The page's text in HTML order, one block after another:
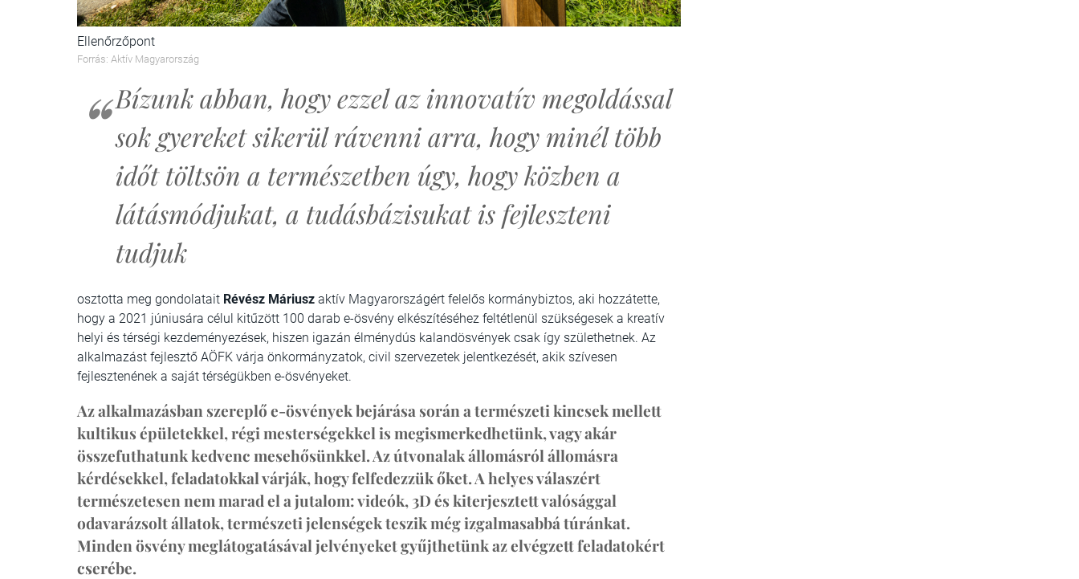
Ellenőrzőpont
Forrás: Aktív Magyarország
Bízunk abban, hogy ezzel az innovatív megoldással
sok gyereket sikerül rávenni arra, hogy minél több
időt töltsön a természetben úgy, hogy közben a
látásmódjukat, a tudásbázisukat is fejleszteni
tudjuk
osztotta meg gondolatait Révész Máriusz aktív Magyarországért felelős kormánybiztos, aki hozzátette,
hogy a 2021 júniusára célul kitűzött 100 darab e-ösvény elkészítéséhez feltétlenül szükségesek a kreatív
helyi és térségi kezdeményezések, hiszen igazán élménydús kalandösvények csak így születhetnek. Az
alkalmazást fejlesztő AÖFK várja önkormányzatok, civil szervezetek jelentkezését, akik szívesen
fejlesztenének a saját térségükben e-ösvényeket.
Az alkalmazásban szereplő e-ösvények bejárása során a természeti kincsek mellett
kultikus épületekkel, régi mesterségekkel is megismerkedhetünk, vagy akár
összefuthatunk kedvenc mesehősünkkel. Az útvonalak állomásról állomásra
kérdésekkel, feladatokkal várják, hogy felfedezzük őket. A helyes válaszért
természetesen nem marad el a jutalom: videók, 3D és kiterjesztett valósággal
odavarázsolt állatok, természeti jelenségek teszik még izgalmasabbá túránkat.
Minden ösvény meglátogatásával jelvényeket gyűjthetünk az elvégzett feladatokért
cserébe.